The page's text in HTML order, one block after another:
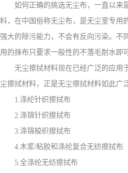
如何正确的挑选无尘布，一直以来
料，在中国俗称无尘布，是无尘室专用
强大的除污能力，不会有反向污染。不
用的抹布只要求一般性的不落毛耐水即可
无尘擦拭材料现在已经广泛的应用
尘擦拭材料，正是无尘擦拭材料如此广
1.涤纶针织擦拭布
2.涤锦针织擦拭布
3.涤锦梭织擦拭布
4.木浆/粘胶和涤纶复合无纺擦拭布
5.全涤纶无纺擦拭布